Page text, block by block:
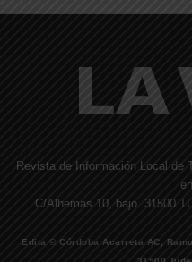
Revista de Información Local de
C/Alhemas 10, bajo. 31500
Edita © Córdoba Acarreta AC,